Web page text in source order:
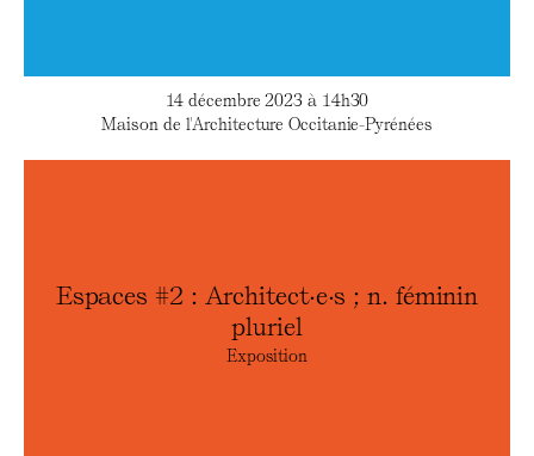
14 décembre 2023 à 14h30
Maison de l'Architecture Occitanie-Pyrénées
Espaces #2 : Architect·e·s ; n. féminin
pluriel
Exposition